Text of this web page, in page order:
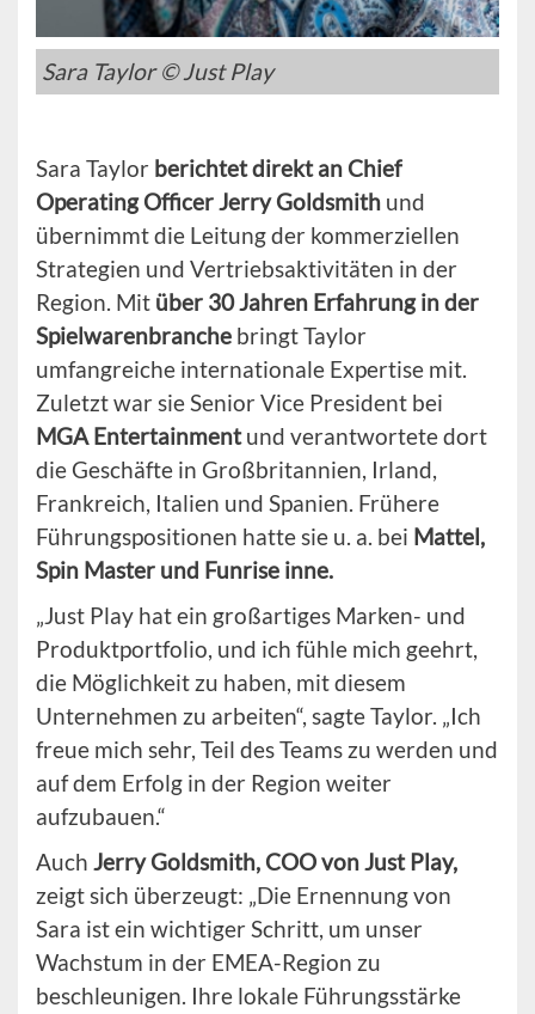
Sara Taylor © Just Play
Sara Taylor berichtet direkt an Chief
Operating Officer Jerry Goldsmith und
übernimmt die Leitung der kommerziellen
Strategien und Vertriebsaktivitäten in der
Region. Mit über 30 Jahren Erfahrung in der
Spielwarenbranche bringt Taylor
umfangreiche internationale Expertise mit.
Zuletzt war sie Senior Vice President bei
MGA Entertainmentund verantwortete dort
die Geschäfte in Großbritannien, Irland,
Frankreich, Italien und Spanien. Frühere
Führungspositionen hatte sie u. a. bei Mattel,
Spin Master und Funrise inne.
„Just Play hat ein großartiges Marken- und
Produktportfolio, und ich fühle mich geehrt,
die Möglichkeit zu haben, mit diesem
Unternehmen zu arbeiten“, sagte Taylor. „Ich
freue mich sehr, Teil des Teams zu werden und
auf dem Erfolg in der Region weiter
aufzubauen.“
Auch Jerry Goldsmith, COO von Just Play,
zeigt sich überzeugt: „Die Ernennung von
Sara ist ein wichtiger Schritt, um unser
Wachstum in der EMEA-Region zu
beschleunigen. Ihre lokale Führungsstärke